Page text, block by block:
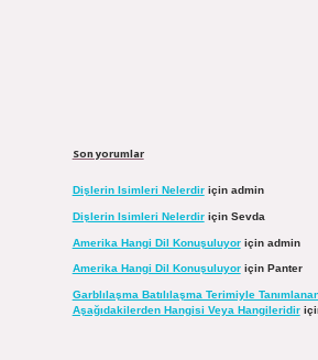
Son yorumlar
Dişlerin Isimleri Nelerdiriçin admin
Dişlerin Isimleri Nelerdiriçin Sevda
Amerika Hangi Dil Konuşuluyoriçin admin
Amerika Hangi Dil Konuşuluyoriçin Panter
Garblılaşma Batılılaşma Terimiyle
Aşağıdakilerden Hangisi Veya Hangileridir